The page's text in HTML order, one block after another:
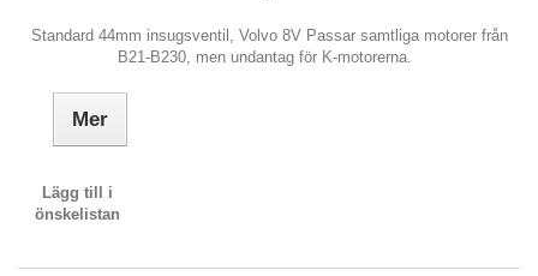
Standard 44mm insugsventil, Volvo 8V Passar samtliga motorer från
B21-B230, men undantag för K-motorerna.
Mer
Lägg till i
önskelistan